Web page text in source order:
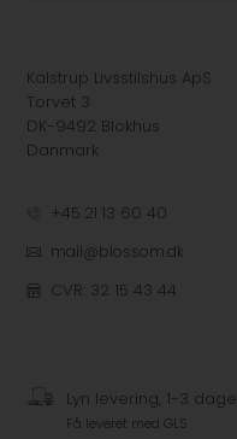
Kalstrup Livsstilshus ApS
Torvet 3
DK-9492 Blokhus
Danmark
+45 21 13 60 40
mail@blossom.dk
CVR: 32 15 43 44
Lyn levering, 1-3 dage
Få leveret med GLS